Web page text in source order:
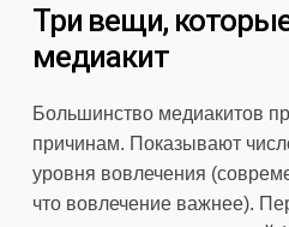
Три вещи,
медиакит
Большинство медиакитов
причинам. Показывают
уровня вовлечения
что вовлечение важнее).